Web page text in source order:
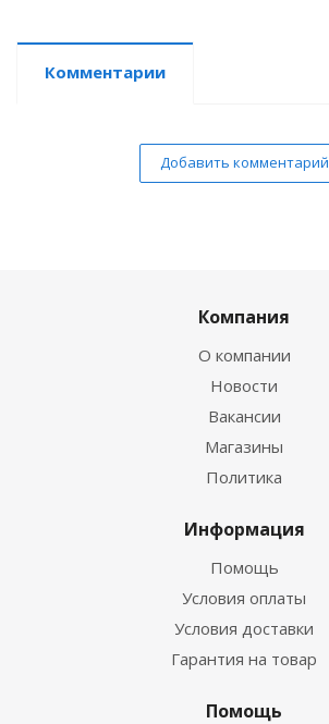
Комментарии
Добавить комментарий
Компания
О компании
Новости
Вакансии
Магазины
Политика
Информация
Помощь
Условия оплаты
Условия доставки
Гарантия на товар
Помощь